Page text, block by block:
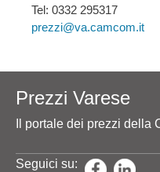
Tel: 0332 295317
prezzi@va.camcom.it
Prezzi Varese
Il portale dei prezzi della
Seguici su: